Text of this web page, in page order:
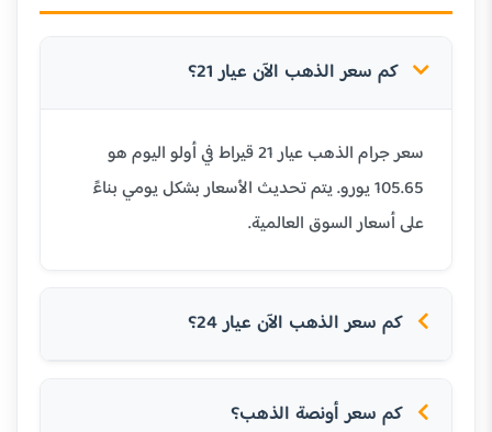
كم سعر الذهب الآن عيار 21؟
سعر جرام الذهب عيار 21 قيراط في أولو اليوم هو
105.65 يورو. يتم تحديث الأسعار بشكل يومي بناءً
على أسعار السوق العالمية.
كم سعر الذهب الآن عيار 24؟
كم سعر أونصة الذهب؟